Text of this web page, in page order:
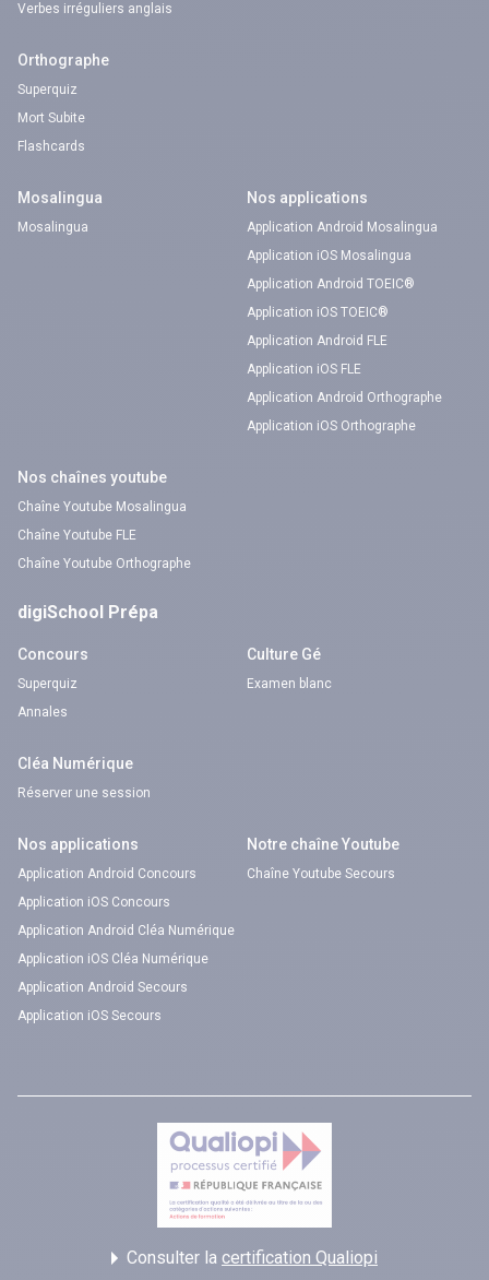
Verbes irréguliers anglais
Orthographe
Superquiz
Mort Subite
Flashcards
Mosalingua
Mosalingua
Nos applications
Application Android Mosalingua
Application iOS Mosalingua
Application Android TOEIC®
Application iOS TOEIC®
Application Android FLE
Application iOS FLE
Application Android Orthographe
Application iOS Orthographe
Nos chaînes youtube
Chaîne Youtube Mosalingua
Chaîne Youtube FLE
Chaîne Youtube Orthographe
digiSchool Prépa
Concours
Superquiz
Annales
Culture Gé
Examen blanc
Cléa Numérique
Réserver une session
Nos applications
Application Android Concours
Application iOS Concours
Application Android Cléa Numérique
Application iOS Cléa Numérique
Application Android Secours
Application iOS Secours
Notre chaîne Youtube
Chaîne Youtube Secours
Consulter la certification Qualiopi